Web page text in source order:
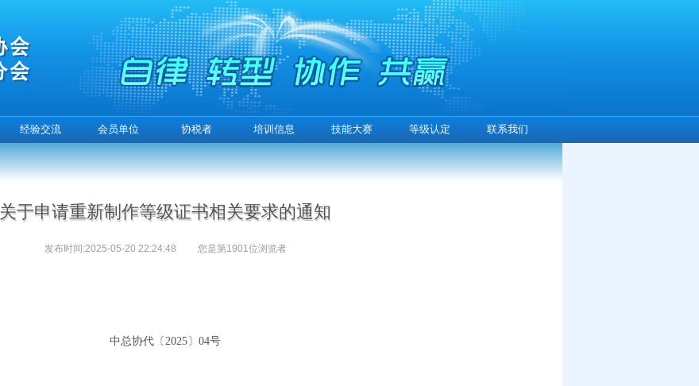
经验交流 会员单位 协税者 培训信息 技能大赛 等级认定 联系我们
关于申请重新制作等级证书相关要求的通知
发布时间:2025-05-20 22:24:48 您是第1901位浏览者
中总协代〔 2025〕04号